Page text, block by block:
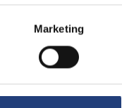
Marketing